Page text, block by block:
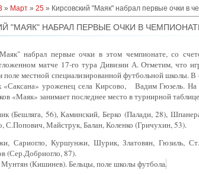
» Март » 25 » Кирсовский "Маяк" набрал первые очки в
"МАЯК" НАБРАЛ ПЕРВЫЕ ОЧКИ В
набрал первые очки в этом чемпионате, со
матче 17-го тура Дивизии А. Отметим, что
поле местной специализированной футбольной школы. В
уроженец села Кирсово,
Вадим Гюзель.
«Маяк» занимает последнее место в турнирной
(Бешляга, 56), Каминский, Берко (Палади, 28),
С.Попович, Майструк, Балан, Коленко (Гричухин, 53).
Сариогло, Куршунжи, Шурик, Златовян, Гюзиль,
(Сер.Добриогло, 87).
Мунтян (Кишинев). Бельцы, поле школы футбола.